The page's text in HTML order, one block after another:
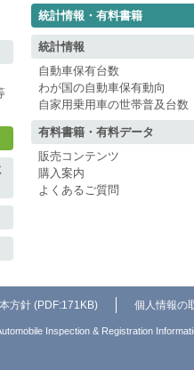
統計情報・有料書籍
統計情報
自動車保有台数
わが国の自動車保有動向
自家用乗用車の世帯普及台数
有料書籍・有料データ
販売コンテンツ
購入案内
よくあるご質問
方針 (PDF:171KB) 個人情報の
Inspection & Registration